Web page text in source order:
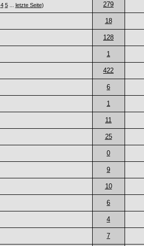
4 5... letzte Seite) 279
18
128
1
422
6
1
11
25
0
9
10
6
4
7